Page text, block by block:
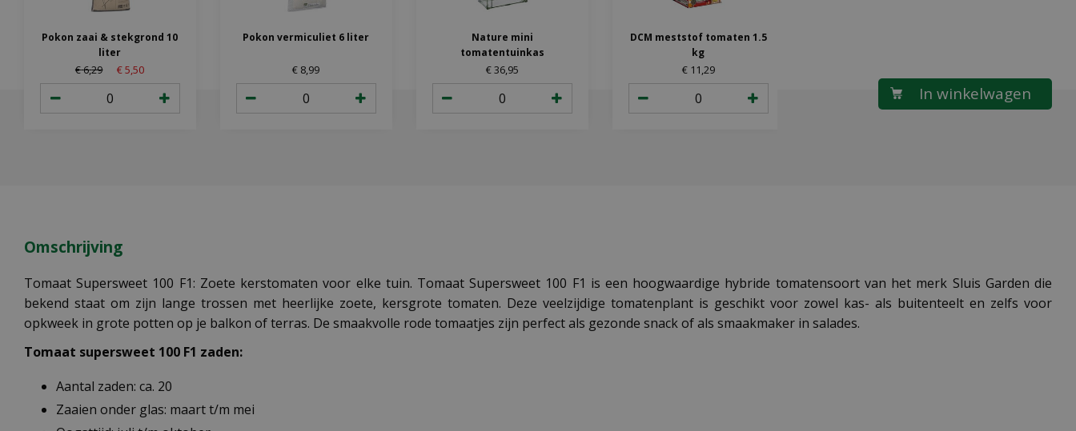
Pokon zaai & stekgrond 10
liter
€6,29 €5,50
Pokon vermiculiet 6 liter
€ 8,99
Nature mini
tomatentuinkas
€36,95
DCM meststof tomaten 1.5
kg
€ 11,29
Omschrijving
Tomaat Supersweet 100 F1: Zoete kerstomaten voor elke tuin. Tomaat Supersweet 100 F1 is een hoogwaardige hybride tomatensoort van het merk Sluis Garden die
bekend staat om zijn lange trossen met heerlijke zoete, kersgrote tomaten. Deze veelzijdige tomatenplant is geschikt voor zowel kas- als buitenteelt en zelfs voor
opkweek in grote potten op je balkon of terras. De smaakvolle rode tomaatjes zijn perfect als gezonde snack of als smaakmaker in salades.
Tomaat supersweet 100 F1 zaden:
Aantal zaden: ca. 20
Zaaien onder glas: maart t/m mei